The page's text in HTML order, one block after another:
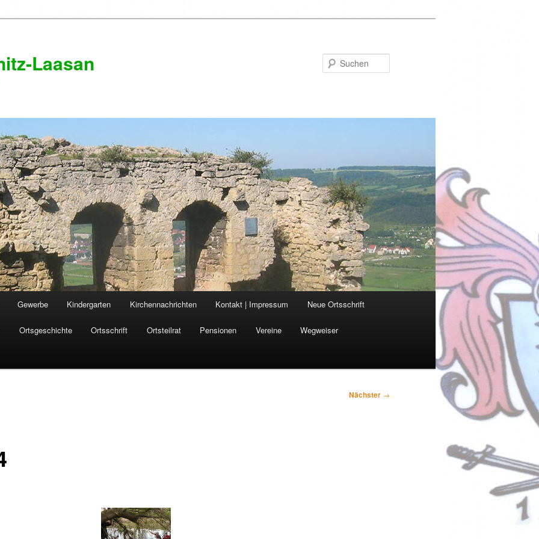
Laasan
Gewerbe Kindergarten Kirchennachrichten Kontakt | Impressum Neue Ortsschrift
Ortsgeschichte Ortsschrift Ortsteilrat Pensionen Vereine Wegweiser
Nächster →